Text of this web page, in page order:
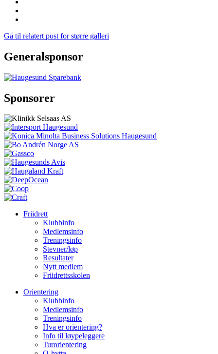
Gå til relatert post for større galleri
Generalsponsor
Sponsorer
Friidrett
Klubbinfo
Medlemsinfo
Treningsinfo
Stevner/løp
Resultater
Nytt medlem
Friidrettsskolen
Orientering
Klubbinfo
Medlemsinfo
Treningsinfo
Hva er orientering?
Info til løypeleggere
Turorientering